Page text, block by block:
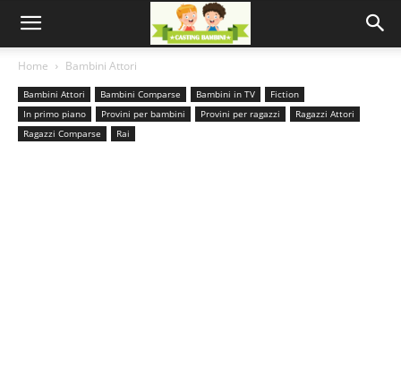
Home Bambini Attori
Bambini Attori Bambini Comparse Bambini in TV
Fiction
In primo piano
Provini per bambini Provini per ragazzi
Ragazzi Attori
Ragazzi Comparse
Rai